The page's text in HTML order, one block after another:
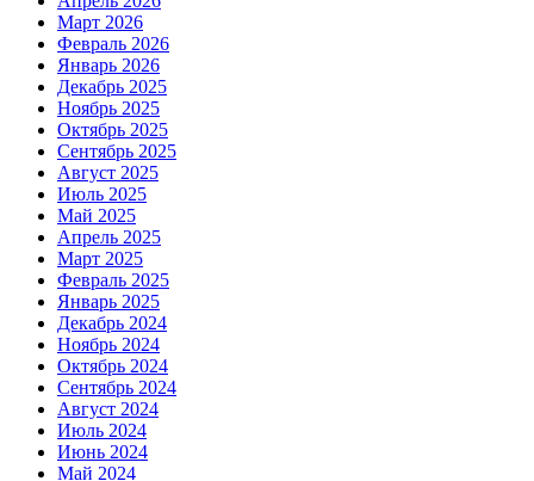
Март 2026
Февраль 2026
Январь 2026
Декабрь 2025
Ноябрь 2025
Октябрь 2025
Сентябрь 2025
Август 2025
Июль 2025
Май 2025
Апрель 2025
Март 2025
Февраль 2025
Январь 2025
Декабрь 2024
Ноябрь 2024
Октябрь 2024
Сентябрь 2024
Август 2024
Июль 2024
Июнь 2024
Май 2024